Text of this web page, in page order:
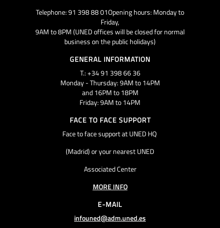
Telephone: 91 398 88 01Opening hours: Monday to
Friday,
9AM to 8PM (UNED offices will be closed for normal
business on the public holidays)
GENERAL INFORMATION
T.: +34 91 398 66 36
Monday - Thursday: 9AM to 14PM
and 16PM to 18PM
Friday: 9AM to 14PM
FACE TO FACE SUPPORT
Face to face support at UNED HQ
(Madrid) or your nearest UNED
Associated Center
MORE INFO
E-MAIL
infouned@adm.uned.es